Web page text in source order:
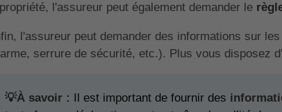
l'assureur peut également demander le
l'assureur peut demander des informations sur
serrure de sécurité, etc.). Plus vous disposez
💡À savoir : Il est important de fournir des